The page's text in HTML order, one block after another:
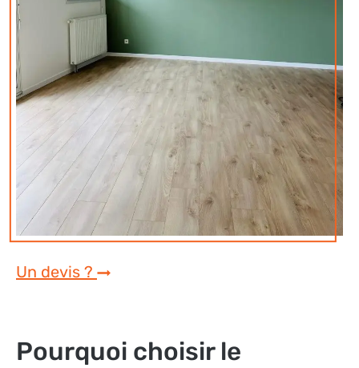
Un devis ?
Pourquoi choisir le